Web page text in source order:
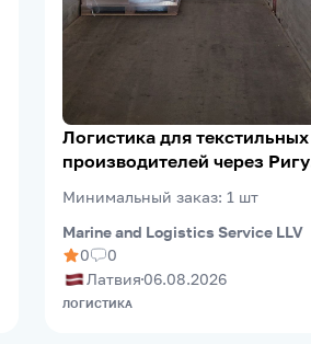
Логистика для текстильных
производителей через Ригу
Минимальный заказ: 1 шт
Marine and Logistics Service LLV
0
0
Латвия 06.08.2026
ЛОГИСТИКА